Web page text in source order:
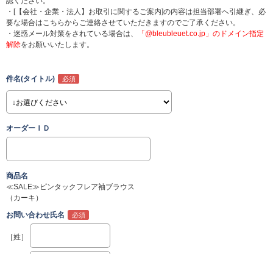
・[【会社・企業・法人】お取引に関するご案内]の内容は担当部署へ引継ぎ、必
要な場合はこちらからご連絡させていただきますのでご了承ください。
・迷惑メール対策をされている場合は、
「@bleubleuet.co.jp」のドメイン指定
解除をお願いいたします。
件名(タイトル)
オーダーＩＤ
商品名
≪SALE≫ピンタックフレア袖ブラウス
（カーキ）
お問い合わせ氏名
［姓］